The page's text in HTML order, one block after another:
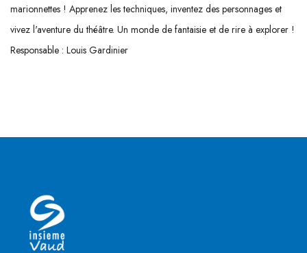
marionnettes ! Apprenez les techniques, inventez des personnages et
vivez l'aventure du théâtre. Un monde de fantaisie et de rire à explorer !
Responsable : Louis Gardinier